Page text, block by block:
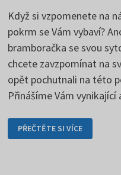
Když si vzpomenete na
pokrm se Vám vybaví?
bramboračka se svou
chcete zavzpomínat na
opět pochutnali na této
Přinášíme Vám
BRAMBORAČKA
–
VYZKOUŠEJTE
PŘEČTĚTE SI VÍCE